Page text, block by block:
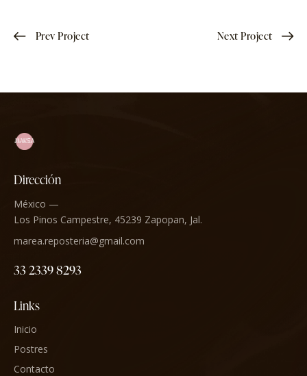
Prev Project Next Project
Dirección
México —
Los Pinos Campestre, 45239 Zapopan, Jal.
marea.reposteria@gmail.com
33 2339 8293
Links
Inicio
Postres
Contacto